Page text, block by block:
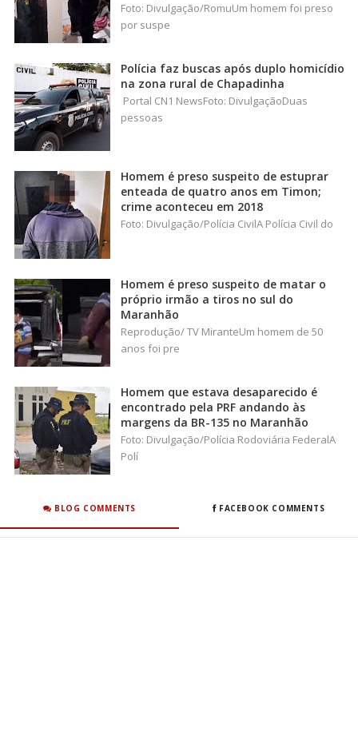
Foto: Divulgação/RomuUm homem foi preso
por suspe
Polícia faz buscas após duplo homicídio
na zona rural de Chapadinha
Portal CN1 NewsFoto: DivulgaçãoDuas
pessoas
Homem é preso suspeito de estuprar
enteada de quatro anos em Timon;
crime aconteceu em 2018
Foto: Divulgação/Polícia CivilA Polícia Civil do
Homem é preso suspeito de matar o
próprio irmão a tiros no sul do
Maranhão
Reprodução/ TV MiranteUm homem de 50
anos foi pre
Homem que estava desaparecido é
encontrado pela PRF andando às
margens da BR-135 no Maranhão
Foto: Divulgação/Polícia Rodoviária FederalA
Polí
BLOG COMMENTS FACEBOOK COMMENTS